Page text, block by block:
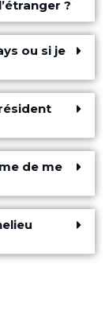
?
ou si je
de me